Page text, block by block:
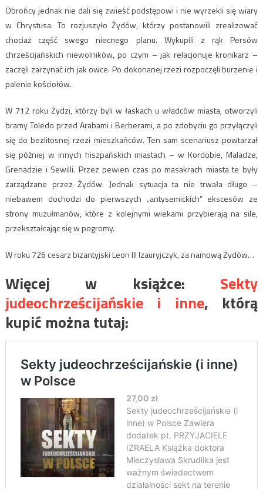
Obrońcy jednak nie dali się zwieść podstępowi i nie wyrzekli się wiary
w Chrystusa. To rozjuszyło Żydów, którzy postanowili zrealizować
chociaż część swego niecnego planu. Wykupili z rąk Persów
chrześcijańskich niewolników, po czym – jak relacjonuje kronikarz –
zaczęli zarzynać ich jak owce. Po dokonanej rzezi rozpoczęli burzenie i
palenie kościołów.
W 712 roku Żydzi, którzy byli w łaskach u władców miasta, otworzyli
bramy Toledo przed Arabami i Berberami, a po zdobyciu go przyłączyli
się do bezlitosnej rzezi mieszkańców. Ten sam scenariusz powtarzał
się później w innych hiszpańskich miastach – w Kordobie, Maladze,
Grenadzie i Sewilli. Przez pewien czas po masakrach miasta te były
zarządzane przez Żydów. Jednak sytuacja ta nie trwała długo –
niebawem dochodzi do pierwszych „antysemickich” ekscesów ze
strony muzułmanów, które z kolejnymi wiekami przybierają na sile,
przekształcając się w pogromy.
W roku 726 cesarz bizantyjski Leon III Izauryjczyk, za namową Żydów…
Więcej w książce: Sekty
judeochrześcijańskie i inne, którą
kupić można tutaj: